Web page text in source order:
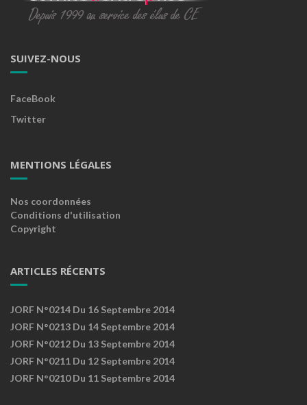
SUIVEZ-NOUS
FaceBook
Twitter
MENTIONS LÉGALES
Nos coordonnées
Conditions d'utilisation
Copyright
ARTICLES RÉCENTS
JORF N°0214 Du 16 Septembre 2014
JORF N°0213 Du 14 Septembre 2014
JORF N°0212 Du 13 Septembre 2014
JORF N°0211 Du 12 Septembre 2014
JORF N°0210 Du 11 Septembre 2014